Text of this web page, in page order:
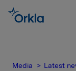
Media Latest